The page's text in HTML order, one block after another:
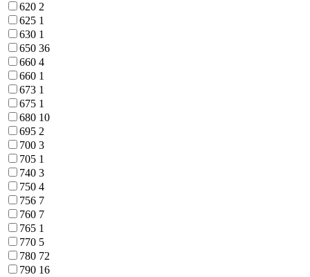
620 2
625 1
630 1
650 36
660 4
660 1
673 1
675 1
680 10
695 2
700 3
705 1
740 3
750 4
756 7
760 7
765 1
770 5
780 72
790 16